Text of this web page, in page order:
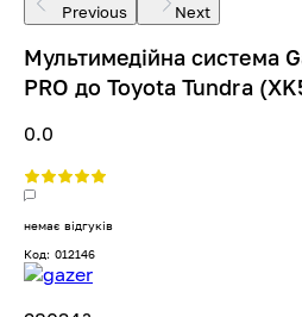
Previous Next
Мультимедійна система
PRO до Toyota Tundra
0.0
немає відгуків
Код: 012146